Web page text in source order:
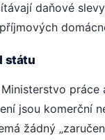
daňové
státu
jsou komerční
žádný